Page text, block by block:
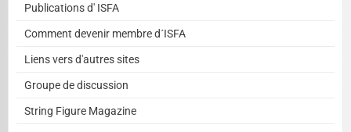
Publications d' ISFA
Comment devenir membre d´ISFA
Liens vers d'autres sites
Groupe de discussion
String Figure Magazine